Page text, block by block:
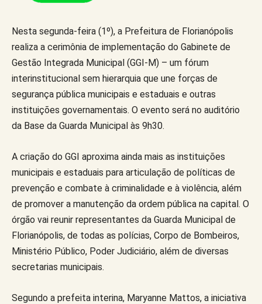
Nesta segunda-feira (1º), a Prefeitura de Florianópolis
realiza a cerimônia de implementação do Gabinete de
Gestão Integrada Municipal (GGI-M) – um fórum
interinstitucional sem hierarquia que une forças de
segurança pública municipais e estaduais e outras
instituições governamentais. O evento será no auditório
da Base da Guarda Municipal às 9h30.
A criação do GGI aproxima ainda mais as instituições
municipais e estaduais para articulação de políticas de
prevenção e combate à criminalidade e à violência, além
de promover a manutenção da ordem pública na capital. O
órgão vai reunir representantes da Guarda Municipal de
Florianópolis, de todas as polícias, Corpo de Bombeiros,
Ministério Público, Poder Judiciário, além de diversas
secretarias municipais.
Segundo a prefeita interina, Maryanne Mattos, a iniciativa